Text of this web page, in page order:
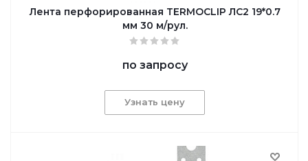
Лента перфорированная TERMOCLIP ЛС2 19*0.7
мм 30 м/рул.
по запросу
Узнать цену